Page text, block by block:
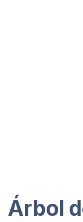
Árbol